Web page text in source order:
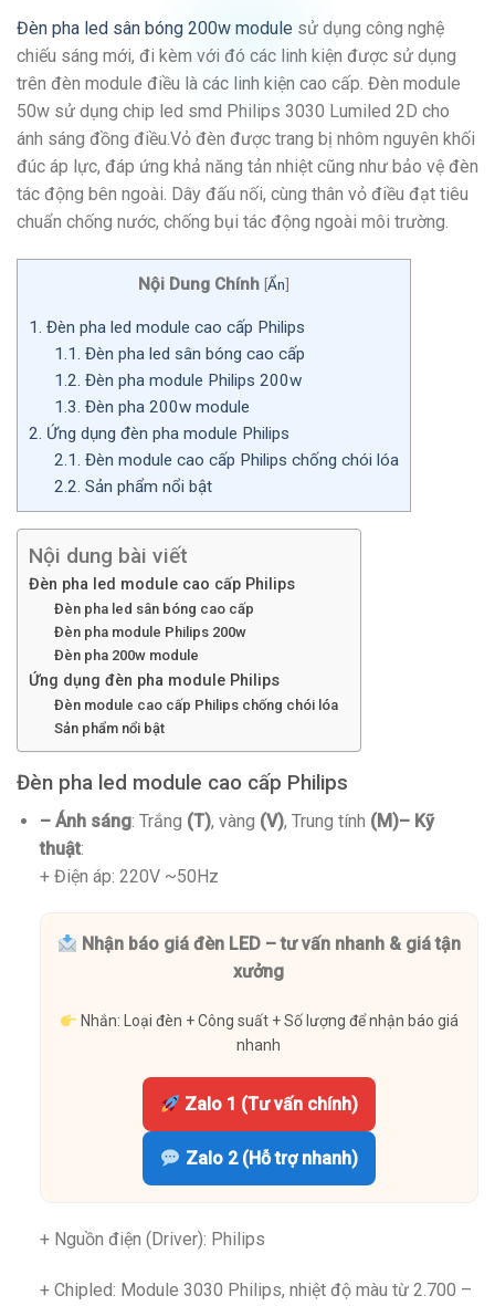
Đèn pha led sân bóng 200w module sử dụng công nghệ
chiếu sáng mới, đi kèm với đó các linh kiện được sử dụng
trên đèn module điều là các linh kiện cao cấp. Đèn module
50w sử dụng chip led smd Philips 3030 Lumiled 2D cho
ánh sáng đồng điều.Vỏ đèn được trang bị nhôm nguyên khối
đúc áp lực, đáp ứng khả năng tản nhiệt cũng như bảo vệ đèn
tác động bên ngoài. Dây đấu nối, cùng thân vỏ điều đạt tiêu
chuẩn chống nước, chống bụi tác động ngoài môi trường.
Nội Dung Chính [Ẩn]
1. Đèn pha led module cao cấp Philips
1.1. Đèn pha led sân bóng cao cấp
1.2. Đèn pha module Philips 200w
1.3. Đèn pha 200w module
2. Ứng dụng đèn pha module Philips
2.1. Đèn module cao cấp Philips chống chói lóa
2.2. Sản phẩm nổi bật
Nội dung bài viết
Đèn pha led module cao cấp Philips
Đèn pha led sân bóng cao cấp
Đèn pha module Philips 200w
Đèn pha 200w module
Ứng dụng đèn pha module Philips
Đèn module cao cấp Philips chống chói lóa
Sản phẩm nổi bật
Đèn pha led module cao cấp Philips
– Ánh sáng: Trắng (T), vàng (V), Trung tính (M)– Kỹ
thuật:
+ Điện áp: 220V ~50Hz
Nhận báo giá đèn LED – tư vấn nhanh & giá tận
xưởng
Nhắn: Loại đèn + Công suất + Số lượng để nhận báo giá
nhanh
Zalo 1 (Tư vấn chính)
Zalo 2 (Hỗ trợ nhanh)
+ Nguồn điện (Driver): Philips
+ Chipled: Module 3030 Philips, nhiệt độ màu từ 2.700 –